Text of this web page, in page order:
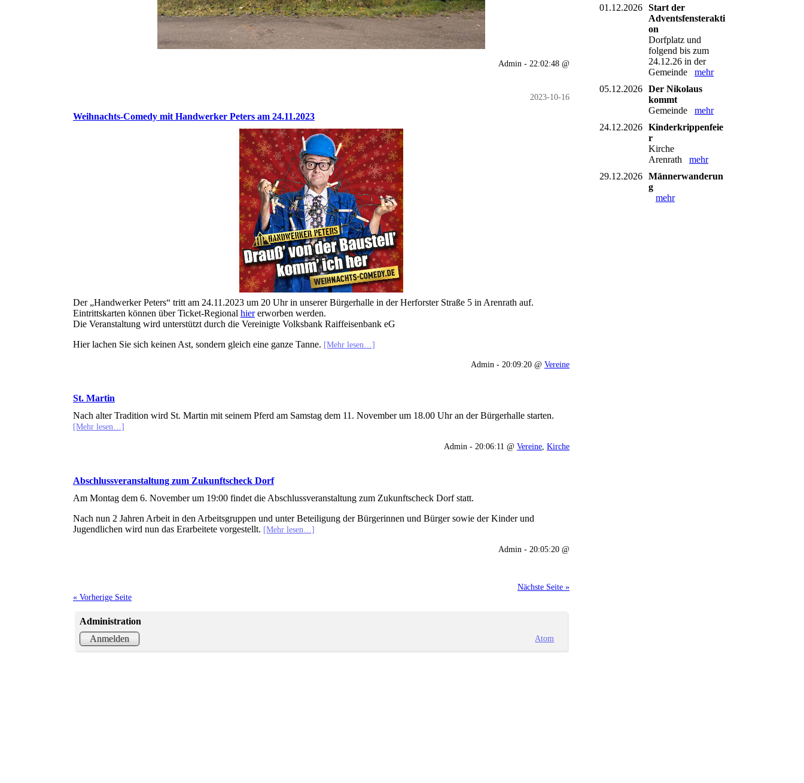
Admin - 22:02:48 @
2023-10-16
Weihnachts-Comedy mit Handwerker Peters am 24.11.2023
Der „Handwerker Peters“ tritt am 24.11.2023 um 20 Uhr in unserer Bürgerhalle in der Herforster Straße 5 in Arenrath auf.
Eintrittskarten können über Ticket-Regional hiererworben werden.
Die Veranstaltung wird unterstützt durch die Vereinigte Volksbank Raiffeisenbank eG
Hier lachen Sie sich keinen Ast, sondern gleich eine ganze Tanne. [Mehr lesen…]
Admin - 20:09:20 @ Vereine
St. Martin
Nach alter Tradition wird St. Martin mit seinem Pferd am Samstag dem 11. November um 18.00 Uhr an der Bürgerhalle starten.
[Mehr lesen…]
Admin - 20:06:11 @ Vereine, Kirche
Abschlussveranstaltung zum Zukunftscheck Dorf
Am Montag dem 6. November um 19:00 findet die Abschlussveranstaltung zum Zukunftscheck Dorf statt.
Nach nun 2 Jahren Arbeit in den Arbeitsgruppen und unter Beteiligung der Bürgerinnen und Bürger sowie der Kinder und
Jugendlichen wird nun das Erarbeitete vorgestellt. [Mehr lesen…]
Admin - 20:05:20 @
Nächste Seite »
« Vorherige Seite
Administration
Anmelden
Atom
01.12.2026 Start der
Adventsfensterakti
on
Dorfplatz und
folgend bis zum
24.12.26 in der
Gemeinde mehr
05.12.2026 Der Nikolaus
kommt
Gemeinde mehr
24.12.2026 Kinderkrippenfeie
r
Kirche
Arenrath mehr
29.12.2026 Männerwanderun
g
mehr